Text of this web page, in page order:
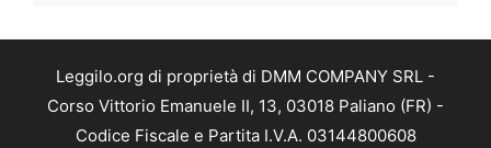
Leggilo.org di proprietà di DMM COMPANY SRL -
Corso Vittorio Emanuele II, 13, 03018 Paliano (FR) -
Codice Fiscale e Partita I.V.A. 03144800608